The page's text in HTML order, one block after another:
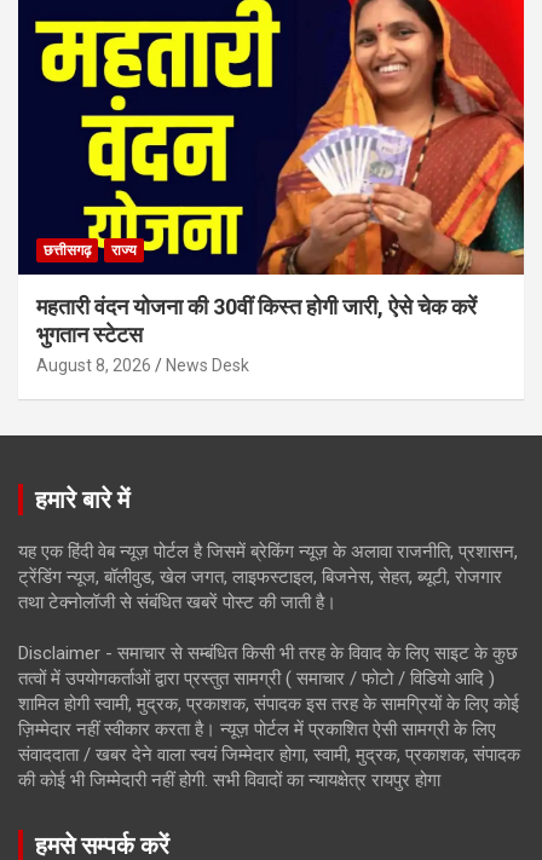
छत्तीसगढ़ राज्य
महतारी वंदन योजना की 30वीं किस्त होगी जारी, ऐसे चेक करें
भुगतान स्टेटस
August 8, 2026 News Desk
हमारे बारे में
यह एक हिंदी वेब न्यूज़ पोर्टल है जिसमें ब्रेकिंग न्यूज़ के अलावा राजनीति, प्रशासन,
ट्रेंडिंग न्यूज, बॉलीवुड, खेल जगत, लाइफस्टाइल, बिजनेस, सेहत, ब्यूटी, रोजगार
तथा टेक्नोलॉजी से संबंधित खबरें पोस्ट की जाती है।
Disclaimer - समाचार से सम्बंधित किसी भी तरह के विवाद के लिए साइट के कुछ
तत्वों में उपयोगकर्ताओं द्वारा प्रस्तुत सामग्री ( समाचार / फोटो / विडियो आदि )
शामिल होगी स्वामी, मुद्रक, प्रकाशक, संपादक इस तरह के सामग्रियों के लिए कोई
ज़िम्मेदार नहीं स्वीकार करता है। न्यूज़ पोर्टल में प्रकाशित ऐसी सामग्री के लिए
संवाददाता / खबर देने वाला स्वयं जिम्मेदार होगा, स्वामी, मुद्रक, प्रकाशक, संपादक
की कोई भी जिम्मेदारी नहीं होगी. सभी विवादों का न्यायक्षेत्र रायपुर होगा
हमसे सम्पर्क करें